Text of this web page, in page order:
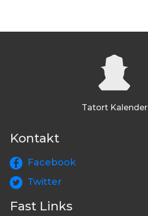
Tatort Kalender
Kontakt
Facebook
Twitter
Fast Links